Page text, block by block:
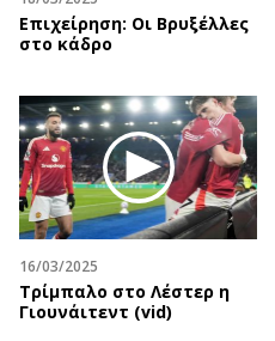
Επιχείρηση: Oι Βρυξέλλες
στο κάδρο
16/03/2025
Τρίμπαλο στο Λέστερ η
Γιουνάιτεντ (vid)